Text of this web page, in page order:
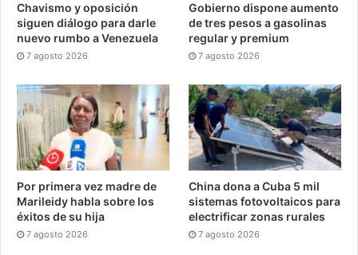
Chavismo y oposición
siguen diálogo para darle
nuevo rumbo a Venezuela
7 agosto 2026
Gobierno dispone aumento
de tres pesos a gasolinas
regular y premium
7 agosto 2026
Por primera vez madre de
Marileidy habla sobre los
éxitos de su hija
7 agosto 2026
China dona a Cuba 5 mil
sistemas fotovoltaicos para
electrificar zonas rurales
7 agosto 2026